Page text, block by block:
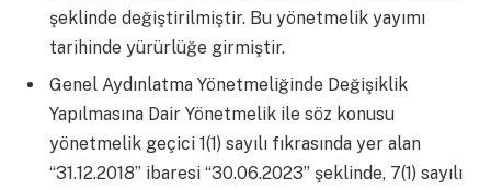
şeklinde değiştirilmiştir. Bu yönetmelik yayımı
tarihinde yürürlüğe girmiştir.
Genel Aydınlatma Yönetmeliğinde Değişiklik
Yapılmasına Dair Yönetmelik ile söz konusu
yönetmelik geçici 1(1) sayılı fıkrasında yer alan
“31.12.2018” ibaresi “30.06.2023” şeklinde, 7(1) sayılı